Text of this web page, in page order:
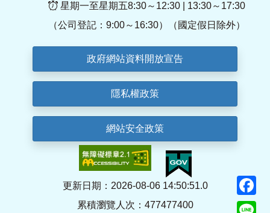
星期一至星期五8:30～12:30 | 13:30～17:30
（公司登記：9:00～16:30）（國定假日除外）
政府網站資料開放宣告
隱私權政策
網站安全政策
更新日期：2026-08-06 14:50:51.0
累積瀏覽人次：477477400